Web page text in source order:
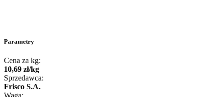
Parametry
Cena za kg:
10,69 zł/kg
Sprzedawca:
Frisco S.A.